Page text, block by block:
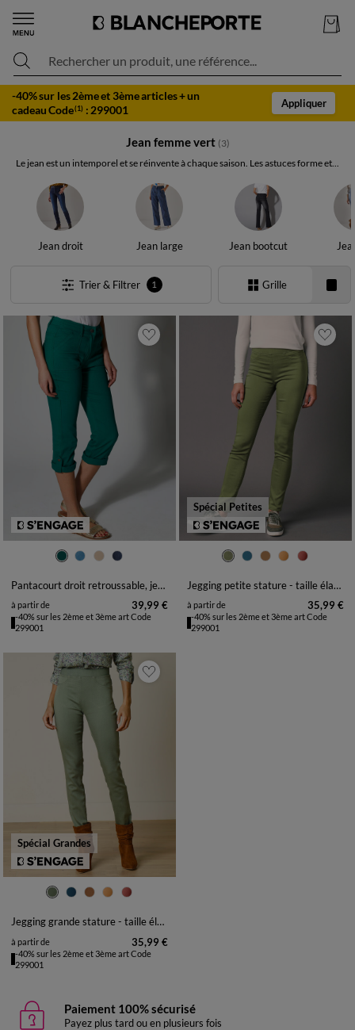
Rechercher un produit, une référence...
-40% sur les 2ème et 3ème articles + un
cadeau Code(1) : 299001
Appliquer
Jean femme vert (3)
Le jean est un intemporel et se réinvente à chaque saison. Les astuces forme et...
Jean droit Jean large Jean bootcut
Trier & Filtrer 1 Grille
38 40 42 44
Pantacourt droit retroussable, jean
à partir de 39,99 €
-40% sur les 2ème et 3ème art Code
299001
Spécial Petites
38 40 42 44 46
Jegging petite stature - taille élastiquée ultra confort
à partir de 35,99 €
-40% sur les 2ème et 3ème art Code
299001
Spécial Grandes
40 42 44 46 48
Jegging grande stature - taille élastiquée ultra confort
à partir de 35,99 €
-40% sur les 2ème et 3ème art Code
299001
Paiement 100% sécurisé
Payez plus tard ou en plusieurs fois